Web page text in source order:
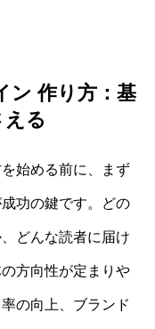
ン 作り方：基
る
始める前に、まず
功の鍵です。どの
どんな読者に届け
方向性が定まりや
の向上、ブランド